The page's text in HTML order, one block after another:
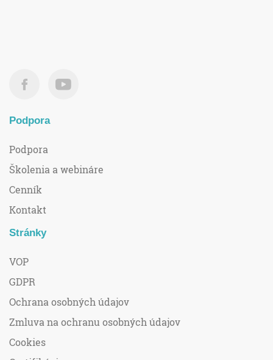
Podpora
Podpora
Školenia a webináre
Cenník
Kontakt
Stránky
VOP
GDPR
Ochrana osobných údajov
Zmluva na ochranu osobných údajov
Cookies